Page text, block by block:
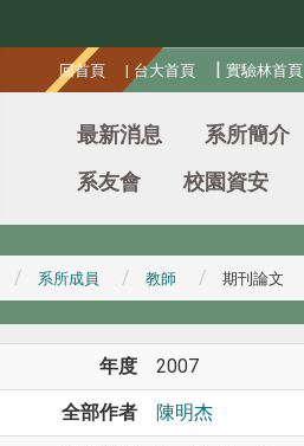
回首頁 | 台大首頁 | 實驗林首頁
最新消息 系所簡介
系友會
校園資安
系所成員 教師 期刊論文
年度 2007
全部作者 陳明杰